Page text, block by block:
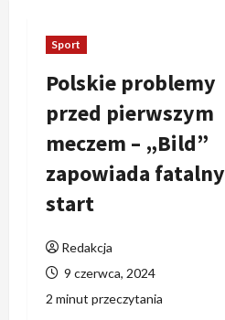
Sport
Polskie problemy
przed pierwszym
meczem – „Bild”
zapowiada fatalny
start
Redakcja
9 czerwca, 2024
2 minut przeczytania